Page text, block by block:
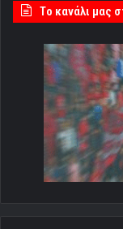
Tο κανάλι μας